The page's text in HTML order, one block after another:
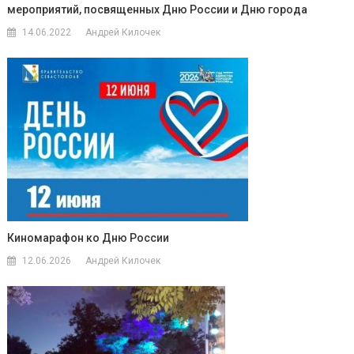
мероприятий, посвященных Дню России и Дню города
14.06.2022 Андрей Килочек
Киномарафон ко Дню России
12.06.2026 Андрей Килочек